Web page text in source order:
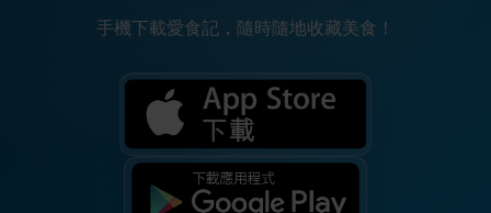
手機下載愛食記，隨時隨地收藏美食！